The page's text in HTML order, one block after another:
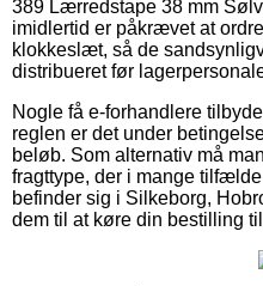
389 Lærredstape 38 mm
imidlertid er påkrævet at
klokkeslæt, så de
distribueret før
Nogle få e-forhandlere
reglen er det under
beløb. Som alternativ må
fragttype, der i mange
befinder sig i Silkeborg,
dem til at køre din bestilling